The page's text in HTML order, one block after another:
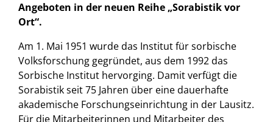
Angeboten in der neuen Reihe „Sorabistik vor
Ort“.
Am 1. Mai 1951 wurde das Institut für sorbische
Volksforschung gegründet, aus dem 1992 das
Sorbische Institut hervorging. Damit verfügt die
Sorabistik seit 75 Jahren über eine dauerhafte
akademische Forschungseinrichtung in der Lausitz.
Für die Mitarbeiterinnen und Mitarbeiter des